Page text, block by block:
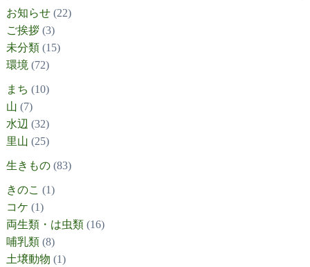
お知らせ(22)
ご挨拶(3)
未分類(15)
環境 (72)
まち (10)
山 (7)
水辺 (32)
里山 (25)
生きもの(83)
きのこ (1)
コケ (1)
両生類・は虫類(16)
哺乳類(8)
土壌動物 (1)